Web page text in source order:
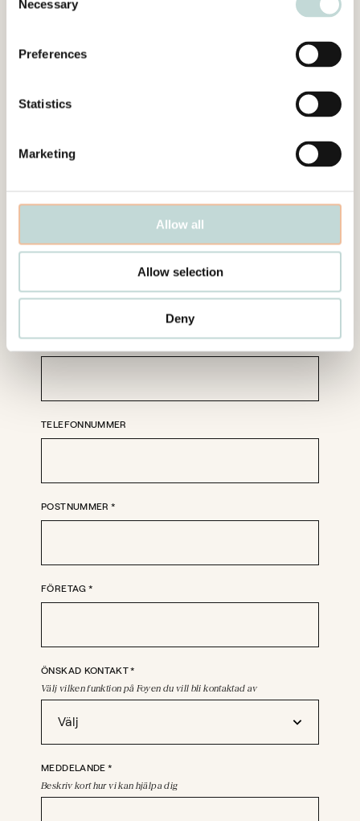
Selection
Necessary
Preferences
Statistics
Marketing
Allow all
Allow selection
Deny
formuläret nedan så hör vi av oss inom kort.
Kontaktformuläret är avsett för organisationer och
företag inom den offentliga eller privata sektorn. Foyen
E-POST*
TELEFONNUMMER
POSTNUMMER *
FÖRETAG *
ÖNSKAD KONTAKT*
Välj vilken funktion på Foyen du vill bli kontaktad av
MEDDELANDE *
Beskriv kort hur vi kan hjälpa dig